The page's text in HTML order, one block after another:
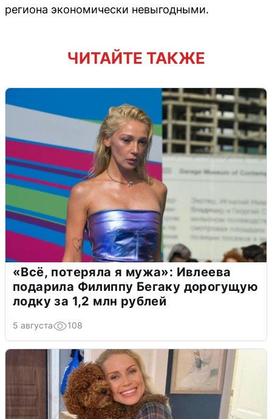
региона экономически невыгодными.
ЧИТАЙТЕ ТАКЖЕ
«Всё, потеряла я мужа»: Ивлеева
подарила Филиппу Бегаку дорогущую
лодку за 1,2 млн рублей
5 августа 108